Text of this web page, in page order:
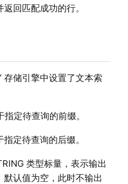
回匹配成功的行。
储引擎中设置了文本索
定待查询的前缀。
定待查询的后缀。
类型标量，表示输出
认值为空，此时不输出